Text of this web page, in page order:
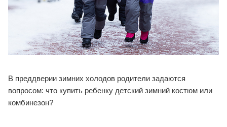
В преддверии зимних холодов родители задаются
вопросом: что купить ребенку детский зимний костюм или
комбинезон?